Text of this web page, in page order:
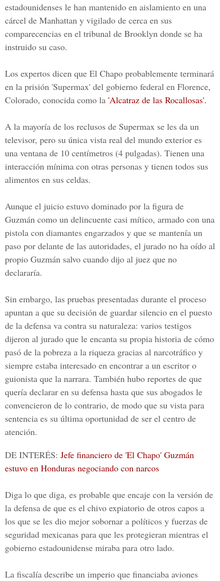
estadounidenses le han mantenido en aislamiento en una
cárcel de Manhattan y vigilado de cerca en sus
comparecencias en el tribunal de Brooklyn donde se ha
instruido su caso.
Los expertos dicen que El Chapo probablemente terminará
en la prisión 'Supermax' del gobierno federal en Florence,
Colorado, conocida como la 'Alcatraz de las Rocallosas'.
A la mayoría de los reclusos de Supermax se les da un
televisor, pero su única vista real del mundo exterior es
una ventana de 10 centímetros (4 pulgadas). Tienen una
interacción mínima con otras personas y tienen todos sus
alimentos en sus celdas.
Aunque el juicio estuvo dominado por la figura de
Guzmán como un delincuente casi mítico, armado con una
pistola con diamantes engarzados y que se mantenía un
paso por delante de las autoridades, el jurado no ha oído al
propio Guzmán salvo cuando dijo al juez que no
declararía.
Sin embargo, las pruebas presentadas durante el proceso
apuntan a que su decisión de guardar silencio en el puesto
de la defensa va contra su naturaleza: varios testigos
dijeron al jurado que le encanta su propia historia de cómo
pasó de la pobreza a la riqueza gracias al narcotráfico y
siempre estaba interesado en encontrar a un escritor o
guionista que la narrara. También hubo reportes de que
quería declarar en su defensa hasta que sus abogados le
convencieron de lo contrario, de modo que su vista para
sentencia es su última oportunidad de ser el centro de
atención.
DE INTERÉS: Jefe financiero de 'El Chapo' Guzmán
estuvo en Honduras negociando con narcos
Diga lo que diga, es probable que encaje con la versión de
la defensa de que es el chivo expiatorio de otros capos a
los que se les dio mejor sobornar a políticos y fuerzas de
seguridad mexicanas para que les protegieran mientras el
gobierno estadounidense miraba para otro lado.
La fiscalía describe un imperio que financiaba aviones